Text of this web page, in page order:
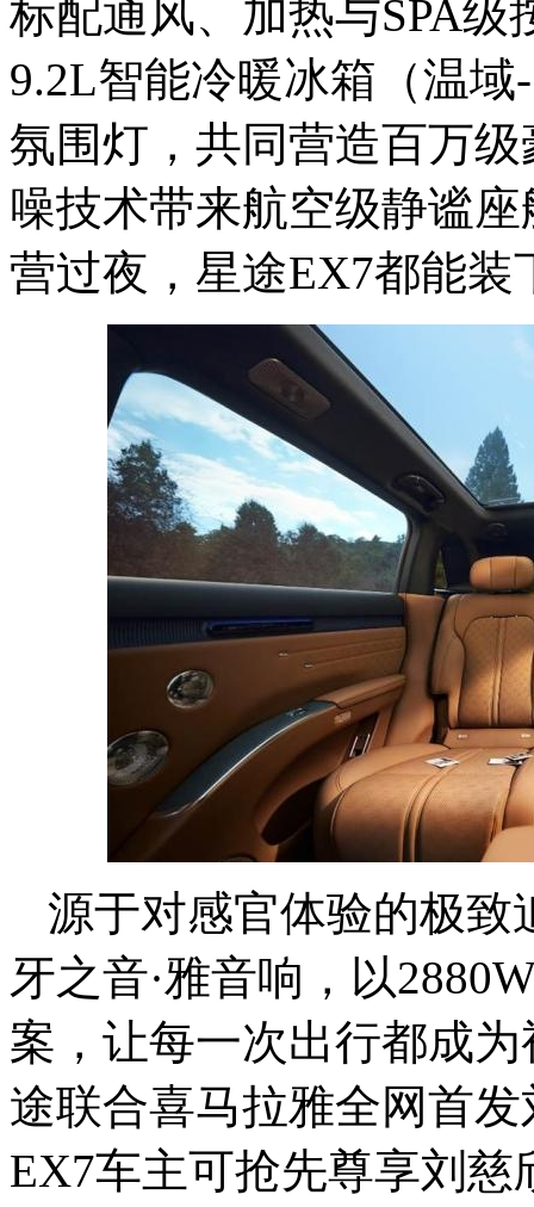
标配通风、加热与SPA
9.2L智能冷暖冰箱（温
氛围灯，共同营造百万
噪技术带来航空级静谧
营过夜，星途EX7都能
源于对感官体验的极致
牙之音·雅音响，以
案，让每一次出行都成
途联合喜马拉雅全网首
EX7车主可抢先尊享刘